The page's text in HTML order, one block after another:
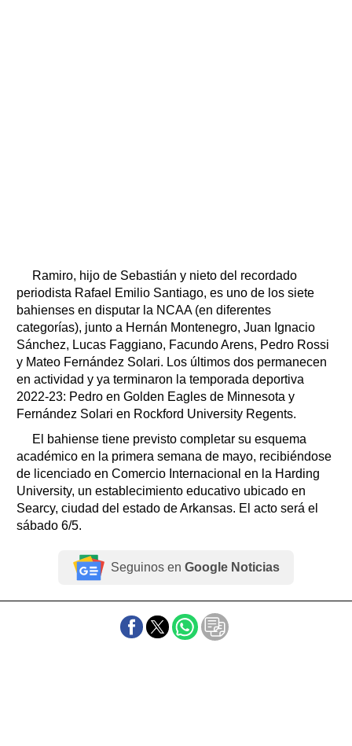
Ramiro, hijo de Sebastián y nieto del recordado
periodista Rafael Emilio Santiago, es uno de los siete
bahienses en disputar la NCAA (en diferentes
categorías), junto a Hernán Montenegro, Juan Ignacio
Sánchez, Lucas Faggiano, Facundo Arens, Pedro Rossi
y Mateo Fernández Solari. Los últimos dos permanecen
en actividad y ya terminaron la temporada deportiva
2022-23: Pedro en Golden Eagles de Minnesota y
Fernández Solari en Rockford University Regents.
El bahiense tiene previsto completar su esquema
académico en la primera semana de mayo, recibiéndose
de licenciado en Comercio Internacional en la Harding
University, un establecimiento educativo ubicado en
Searcy, ciudad del estado de Arkansas. El acto será el
sábado 6/5.
Seguinos en Google Noticias